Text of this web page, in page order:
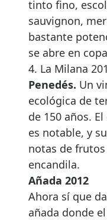
tinto fino,
sauvignon,
bastante
se abre en
4. La Milana
Penedés. Un
ecológica de
de 150 años.
es notable, y
notas de
encandila.
Añada 2012
Ahora sí que
añada donde